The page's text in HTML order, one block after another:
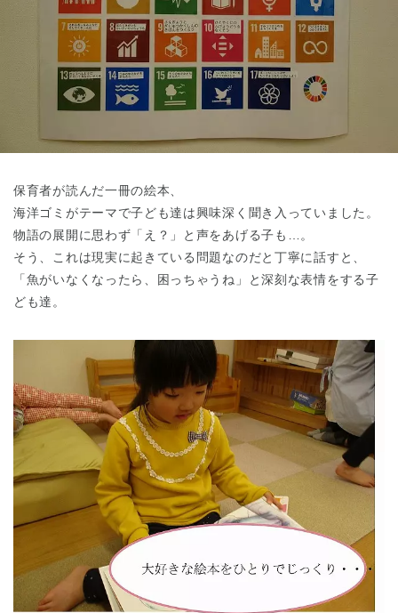
都道府県
から探す
東京都
東京都 全域
保育者が読んだ一冊の絵本、
海洋ゴミがテーマで子ども達は興味深く聞き入っていました。
物語の展開に思わず「え？」と声をあげる子も…。
そう、これは現実に起きている問題なのだと丁寧に話すと、
「魚がいなくなったら、困っちゃうね」と深刻な表情をする子
ども達。